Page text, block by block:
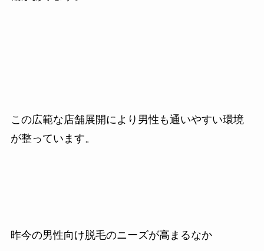
この広範な店舗展開により男性も通いやすい環境
が整っています。
昨今の男性向け脱毛のニーズが高まるなか